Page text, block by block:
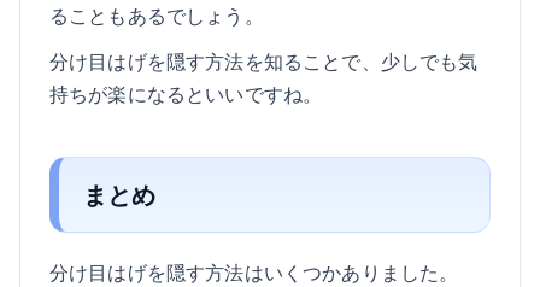
ることもあるでしょう。
分け目はげを隠す方法を知ることで、少しでも気
持ちが楽になるといいですね。
まとめ
分け目はげを隠す方法はいくつかありました。